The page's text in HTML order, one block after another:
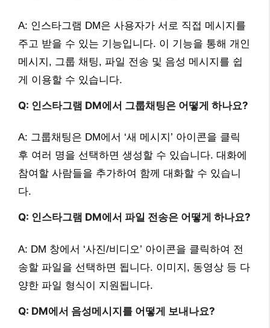
A: 인스타그램 DM은 사용자가 서로 직접 메시지를
주고 받을 수 있는 기능입니다. 이 기능을 통해 개인
메시지, 그룹 채팅, 파일 전송 및 음성 메시지를 쉽
게 이용할 수 있습니다.
Q: 인스타그램 DM에서 그룹채팅은 어떻게 하나요?
A: 그룹채팅은 DM에서 ‘새 메시지’ 아이콘을 클릭
후 여러 명을 선택하면 생성할 수 있습니다. 대화에
참여할 사람들을 추가하여 함께 대화할 수 있습니
다.
Q: 인스타그램 DM에서 파일 전송은 어떻게 하나요?
A: DM 창에서 ‘사진/비디오’ 아이콘을 클릭하여 전
송할 파일을 선택하면 됩니다. 이미지, 동영상 등 다
양한 파일 형식이 지원됩니다.
Q: DM에서 음성메시지를 어떻게 보내나요?